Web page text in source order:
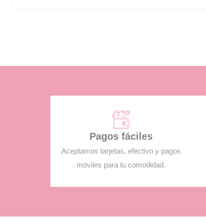
Pagos fáciles
Aceptamos tarjetas, efectivo y pagos
móviles para tu comodidad.